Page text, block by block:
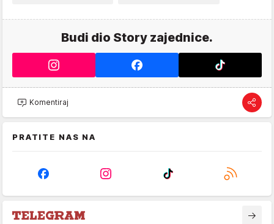
Budi dio Story zajednice.
Komentiraj
PRATITE NAS NA